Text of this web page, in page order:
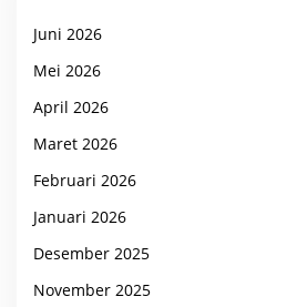
Juni 2026
Mei 2026
April 2026
Maret 2026
Februari 2026
Januari 2026
Desember 2025
November 2025